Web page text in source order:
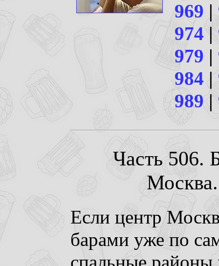
969 |
974|
979 |
984 |
989|
Часть 506.
Если центр
барами уже по